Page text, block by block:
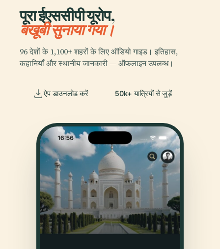
पूरा ईएससीपी यूरोप,
बखूबी सुनाया गया।
96 देशों के 1,100+ शहरों के लिए ऑडियो गाइड। इतिहास,
कहानियाँ और स्थानीय जानकारी — ऑफलाइन उपलब्ध।
ऐप डाउनलोड करें 50k+ यात्रियों से जुड़ें